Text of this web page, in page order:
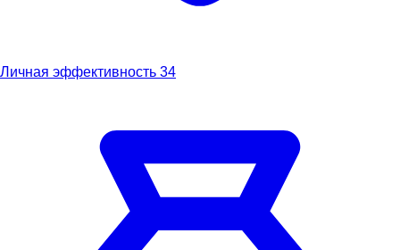
Личная эффективность 34